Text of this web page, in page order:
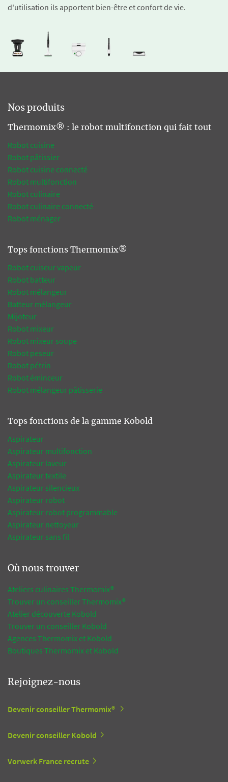
d'utilisation ils apportent bien-être et confort de vie.
Nos produits
Thermomix® : le robot multifonction qui fait tout
Robot cuisine
Robot pâtissier
Robot cuisine connecté
Robot multifonction
Robot culinaire
Robot culinaire connecté
Robot ménager
Tops fonctions Thermomix®
Robot cuiseur vapeur
Robot batteur
Robot mélangeur
Batteur mélangeur
Mijoteur
Robot mixeur
Robot mixeur soupe
Robot peseur
Robot pétrin
Robot éminceur
Robot mélangeur pâtisserie
Tops fonctions de la gamme Kobold
Aspirateur
Aspirateur multifonction
Aspirateur laveur
Aspirateur textile
Aspirateur silencieux
Aspirateur robot
Aspirateur robot programmable
Aspirateur nettoyeur
Aspirateur sans fil
Où nous trouver
Ateliers culinaires Thermomix®
Trouver un conseiller Thermomix®
Atelier découverte Kobold
Trouver un conseiller Kobold
Agences Thermomix et Kobold
Boutiques Thermomix et Kobold
Rejoignez-nous
Devenir conseiller Thermomix®
Devenir conseiller Kobold
Vorwerk France recrute